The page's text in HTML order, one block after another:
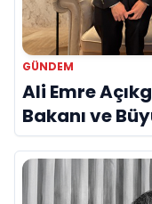
GÜNDEM
Ali Emre
Bakanı ve
Bir Araya